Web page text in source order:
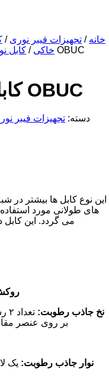
خانه / تجهیزات فیبر نوری /
خاکی / کابل
کابل نوری خشک خاکی OBUC
کابل نوری خشک خاکی OBUC
دسته: تجهیزات فیبر
این نوع کابل ها بیشتر
های طولانی مورد
می گردد. این کابل
نخ جاذب رطوبت:
بر روی عنصر
نوار جاذب رطوبت: یک